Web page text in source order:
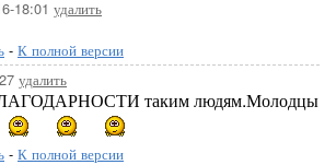
18:01 удалить
- К полной версии
удалить
таким людям.Молодцы
- К полной версии